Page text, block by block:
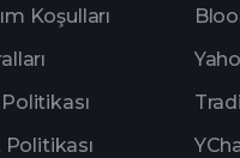
Koşulları
Politikası